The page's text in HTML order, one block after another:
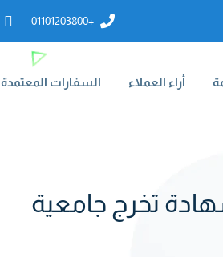
+01101203800
أراء العملاء السفارات المعتمدة
تخرج جامعية